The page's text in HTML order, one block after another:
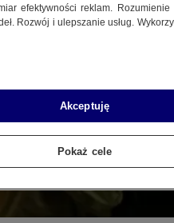
efektywności reklam.
Rozwój i ulepszanie usług.
Akceptuję
Pokaż cele